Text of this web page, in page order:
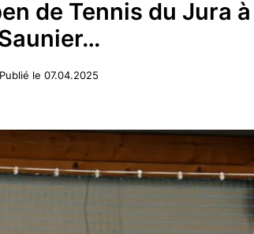
de Tennis du Jura
Publié le 07.04.2025